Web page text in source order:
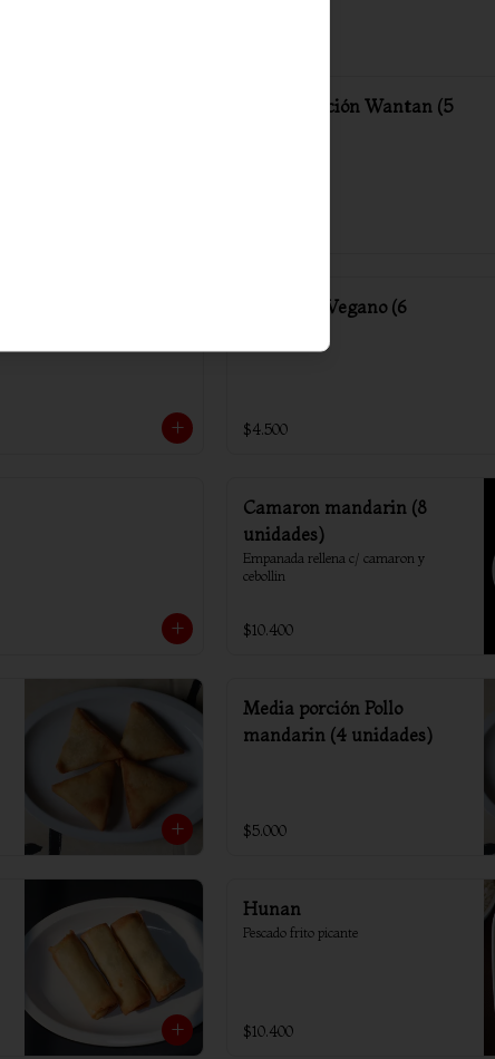
Media porción Wantan (5
Arrollado Vegano (6
$4.500
Camaron mandarin (8
unidades)
Empanada rellena c/ camaron y
cebollin
$10.400
Media porción Pollo
mandarin (4 unidades)
$5.000
Hunan
Pescado frito picante
$10.400